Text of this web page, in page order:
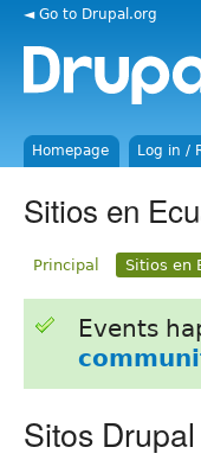
◄ Go to Drupal.org
Homepage Log in /
Sitios en
Principal Sitios en
Events
Sitos